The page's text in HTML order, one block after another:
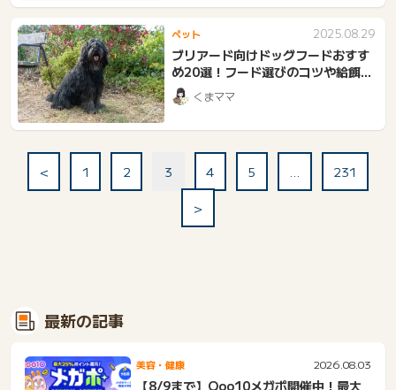
ペット 2025.08.29
ブリアード向けドッグフードおすす
め20選！フード選びのコツや給餌量
の目安も解説
くまママ
< 1 2 3 4 5 231
>
最新の記事
美容・健康 2026.08.03
【8/9まで】Qoo10メガポ開催中！最大